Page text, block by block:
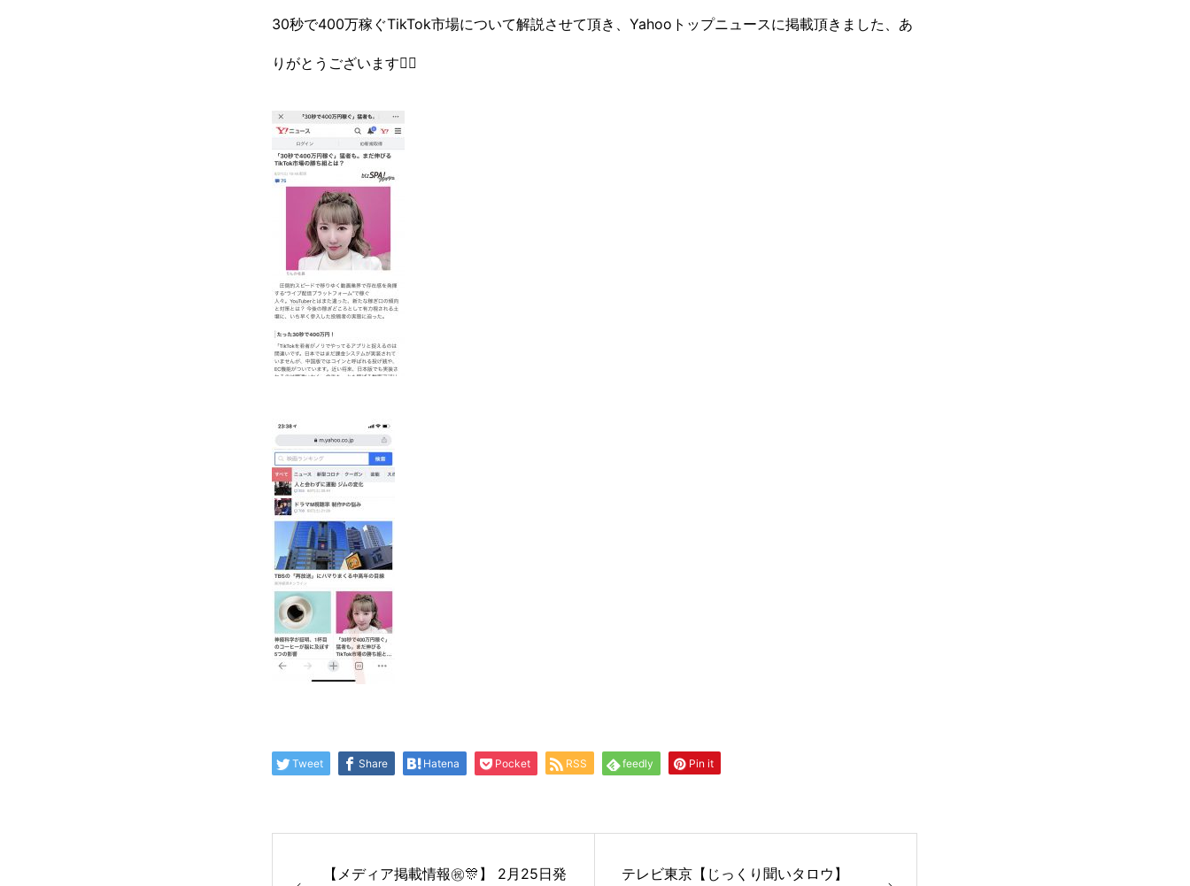
30秒で400万稼ぐTikTok市場について解説させて頂き、Yahooトップニュースに掲載頂きました、あ
りがとうございます🙇‍♂
Tweet Share Hatena Pocket RSS feedly Pin it
【メディア掲載情報㊗️🎊】 2月25日発
テレビ東京【じっくり聞いタロウ】